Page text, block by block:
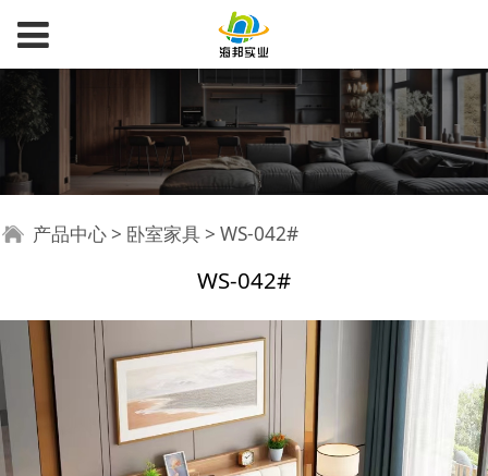
WS-042#
产品中心 > 卧室家具 > WS-042#
WS-042#